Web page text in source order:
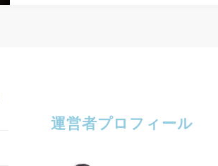
運営者プロフィール